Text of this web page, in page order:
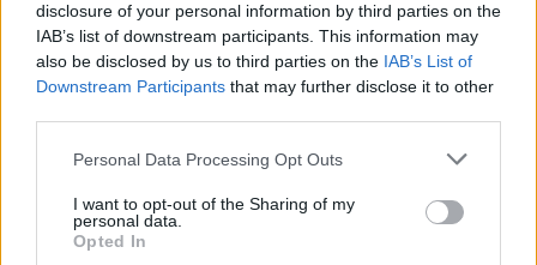
disclosure of your personal information by third parties on the
IAB’s list of downstream participants. This information may
also be disclosed by us to third parties on the IAB’s List of
Downstream Participants that may further disclose it to other
Personal Data Processing Opt Outs
I want to opt-out of the Sharing of my
personal data.
Opted In
40 peces a concurs
31 de juliol de 2026
“L’eclipsi serà una oportunitat també
d’Amposta”